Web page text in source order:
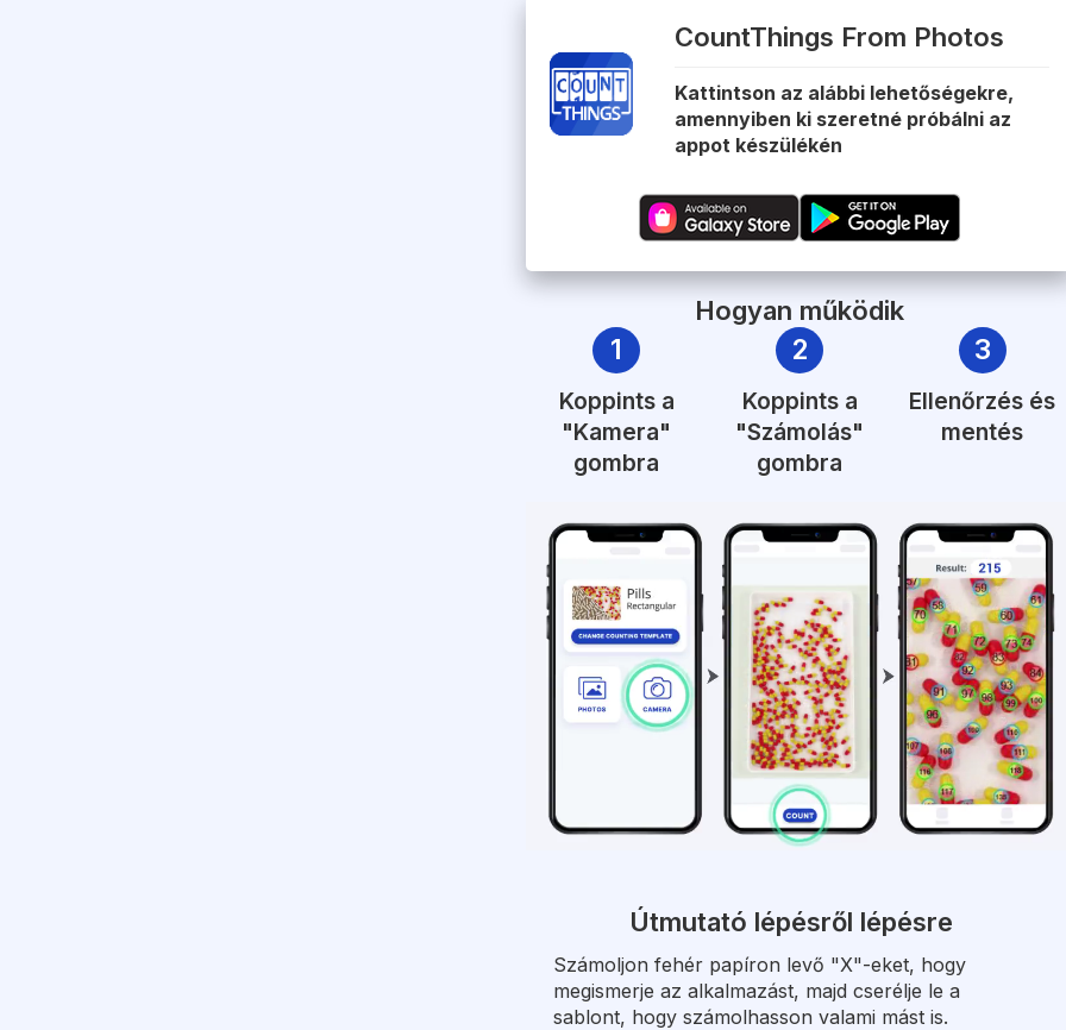
CountThings From Photos
Kattintson az alábbi lehetőségekre,
amennyiben ki szeretné próbálni az
appot készülékén
Hogyan működik
1
Koppints a
"Kamera"
gombra
2
Koppints a
"Számolás"
gombra
3
Ellenőrzés és
mentés
Útmutató lépésről lépésre
Számoljon fehér papíron levő "X"-eket, hogy
megismerje az alkalmazást, majd cserélje le a
sablont, hogy számolhasson valami mást is.